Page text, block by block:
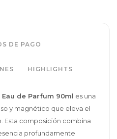
DE PAGO
HIGHLIGHTS
de Parfum 90ml es una
y magnético que eleva el
Esta composición combina
profundamente